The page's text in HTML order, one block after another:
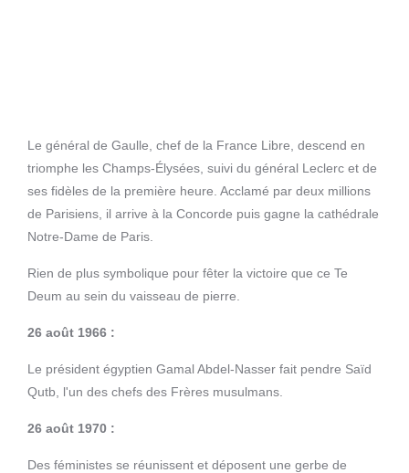
Le général de Gaulle, chef de la France Libre, descend en
triomphe les Champs-Élysées, suivi du général Leclerc et de
ses fidèles de la première heure. Acclamé par deux millions
de Parisiens, il arrive à la Concorde puis gagne la cathédrale
Notre-Dame de Paris.
Rien de plus symbolique pour fêter la victoire que ce Te
Deum au sein du vaisseau de pierre.
26 août 1966 :
Le président égyptien Gamal Abdel-Nasser fait pendre Saïd
Qutb, l'un des chefs des Frères musulmans.
26 août 1970 :
Des féministes se réunissent et déposent une gerbe de